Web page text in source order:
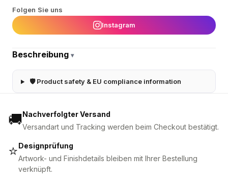
Folgen Sie uns
Instagram
Beschreibung ▾
🛡 Product safety & EU compliance information
🚚Nachverfolgter Versand
Versandart und Tracking werden beim Checkout bestätigt.
⭐Designprüfung
Artwork- und Finishdetails bleiben mit Ihrer Bestellung
verknüpft.